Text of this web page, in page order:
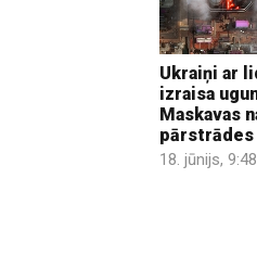
Ukraiņi ar
izraisa
Maskavas
pārstrādes
18. jūnijs, 9:48